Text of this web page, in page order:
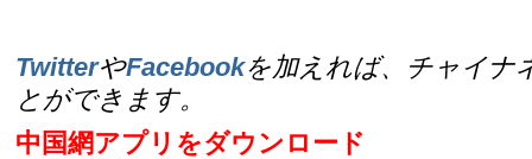
TwitterやFacebookを加えれば、チャイナ
とができます。
中国網アプリをダウンロード